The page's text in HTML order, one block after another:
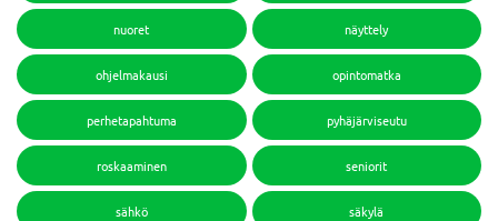
nuoret näyttely
ohjelmakausi opintomatka
perhetapahtuma pyhäjärviseutu
roskaaminen seniorit
sähkö säkylä